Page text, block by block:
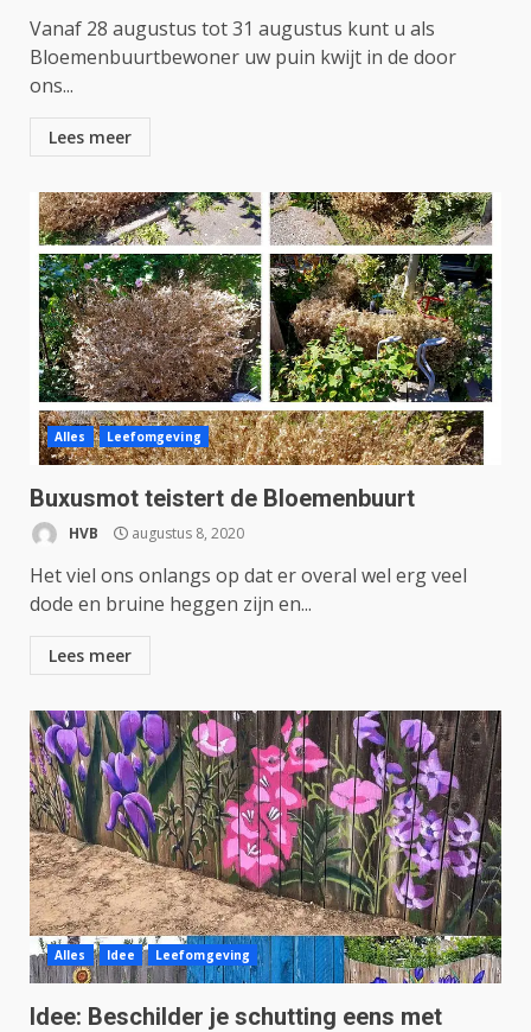
Vanaf 28 augustus tot 31 augustus kunt u als
Bloemenbuurtbewoner uw puin kwijt in de door
ons...
Lees meer
Alles Leefomgeving
Buxusmot teistert de Bloemenbuurt
HVB augustus 8, 2020
Het viel ons onlangs op dat er overal wel erg veel
dode en bruine heggen zijn en...
Lees meer
Alles Idee Leefomgeving
Idee: Beschilder je schutting eens met